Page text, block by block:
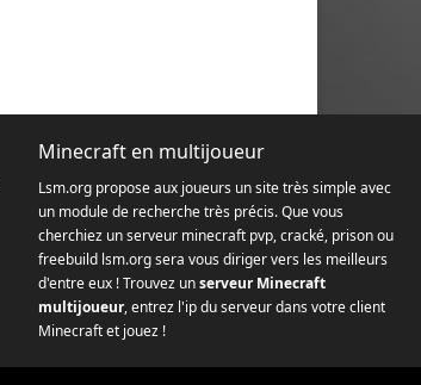
Minecraft en multijoueur
Lsm.org propose aux joueurs un site très simple avec
un module de recherche très précis. Que vous
cherchiez un serveur minecraft pvp, cracké, prison ou
freebuild lsm.org sera vous diriger vers les meilleurs
d'entre eux ! Trouvez unserveur Minecraft
multijoueur, entrez l'ip du serveur dans votre client
Minecraft et jouez !